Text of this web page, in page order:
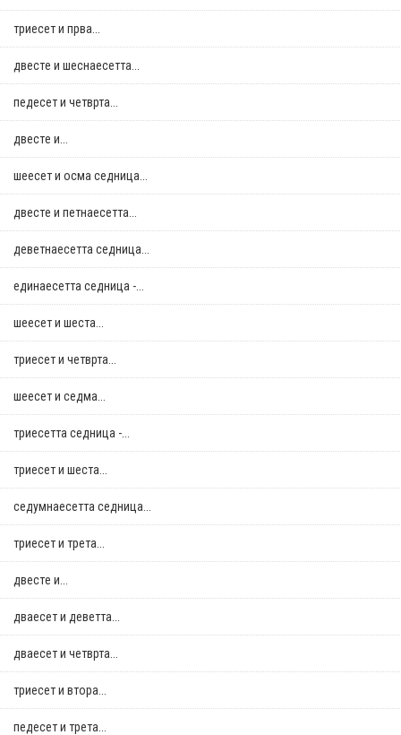
триесет и прва...
двестe и шеснаесетта...
педесет и четврта...
двестe и...
шеесет и осма седница...
двестe и петнаесетта...
деветнаесетта седница...
единаесетта седница -...
шеесет и шеста...
триесет и четврта...
шеесет и седма...
триесетта седница -...
триесет и шеста...
седумнаесетта седница...
триесет и трета...
двестe и...
дваесет и деветта...
дваесет и четврта...
триесет и втора...
педесет и трета...